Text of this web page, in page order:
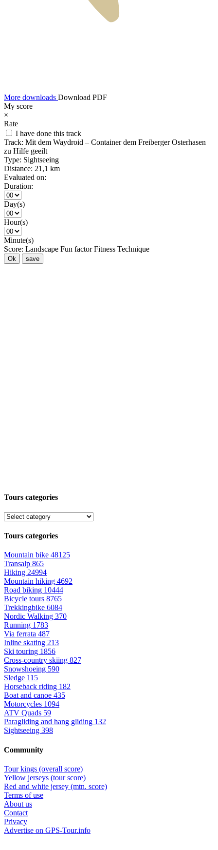
More downloads Download PDF
My score
×
Rate
I have done this track
Track: Mit dem Waydroid – Container dem Freiberger Osterhasen
zu Hilfe geeilt
Type: Sightseeing
Distance: 21,1 km
Evaluated on:
Duration:
Day(s)
Hour(s)
Minute(s)
Score: Landscape Fun factor Fitness Technique
Ok save
Tours categories
Tours categories
Mountain bike 48125
Transalp 865
Hiking 24994
Mountain hiking 4692
Road biking 10444
Bicycle tours 8765
Trekkingbike 6084
Nordic Walking 370
Running 1783
Via ferrata 487
Inline skating 213
Ski touring 1856
Cross-country skiing 827
Snowshoeing 590
Sledge 115
Horseback riding 182
Boat and canoe 435
Motorcycles 1094
ATV Quads 59
Paragliding and hang gliding 132
Sightseeing 398
Community
Tour kings (overall score)
Yellow jerseys (tour score)
Red and white jersey (mtn. score)
Terms of use
About us
Contact
Privacy
Advertise on GPS-Tour.info